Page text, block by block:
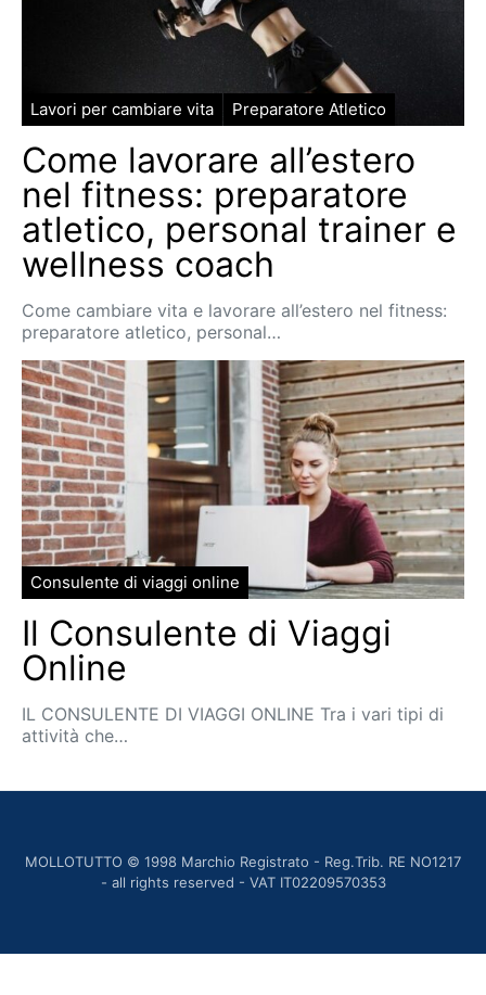
Lavori per cambiare vita Preparatore Atletico
Come lavorare all’estero
nel fitness: preparatore
atletico, personal trainer e
wellness coach
Come cambiare vita e lavorare all’estero nel fitness:
preparatore atletico, personal…
Consulente di viaggi online
Il Consulente di Viaggi
Online
IL CONSULENTE DI VIAGGI ONLINE Tra i vari tipi di
attività che…
MOLLOTUTTO © 1998 Marchio Registrato - Reg.Trib. RE NO1217
- all rights reserved - VAT IT02209570353